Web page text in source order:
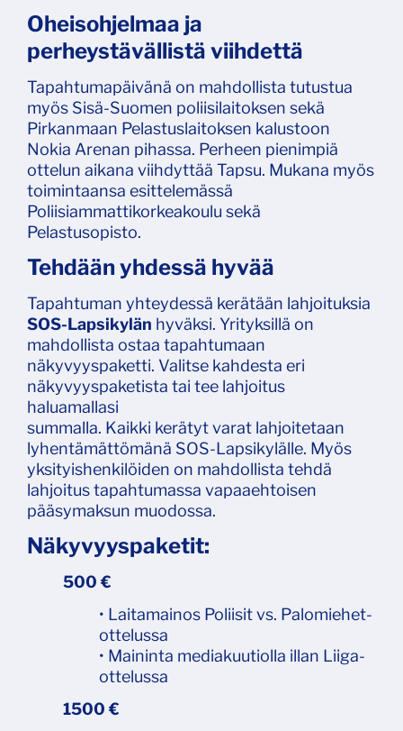
Oheisohjelmaa ja
perheystävällistä viihdettä
Tapahtumapäivänä on mahdollista tutustua
myös Sisä-Suomen poliisilaitoksen sekä
Pirkanmaan Pelastuslaitoksen kalustoon
Nokia Arenan pihassa. Perheen pienimpiä
ottelun aikana viihdyttää Tapsu. Mukana myös
toimintaansa esittelemässä
Poliisiammattikorkeakoulu sekä
Pelastusopisto.
Tehdään yhdessä hyvää
Tapahtuman yhteydessä kerätään lahjoituksia
SOS-Lapsikylän hyväksi. Yrityksillä on
mahdollista ostaa tapahtumaan
näkyvyyspaketti. Valitse kahdesta eri
näkyvyyspaketista tai tee lahjoitus
haluamallasi
summalla. Kaikki kerätyt varat lahjoitetaan
lyhentämättömänä SOS-Lapsikylälle. Myös
yksityishenkilöiden on mahdollista tehdä
lahjoitus tapahtumassa vapaaehtoisen
pääsymaksun muodossa.
Näkyvyyspaketit:
500 €
• Laitamainos Poliisit vs. Palomiehet-
ottelussa
• Maininta mediakuutiolla illan Liiga-
ottelussa
1500 €